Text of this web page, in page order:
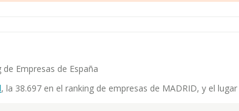
Empresas de España
, la 38.697 en el ranking de empresas de MADRID, y el